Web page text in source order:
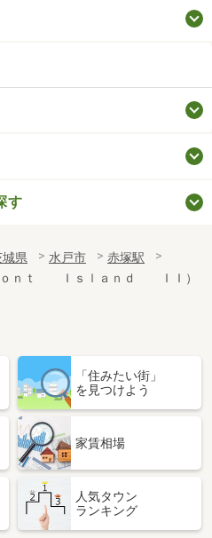
す
城県 水戸市
赤塚駅
ｏｎｔ Ｉｓｌａｎｄ ＩＩ）
「住みたい街」
を見つけよう
家賃相場
人気タウン
ランキング